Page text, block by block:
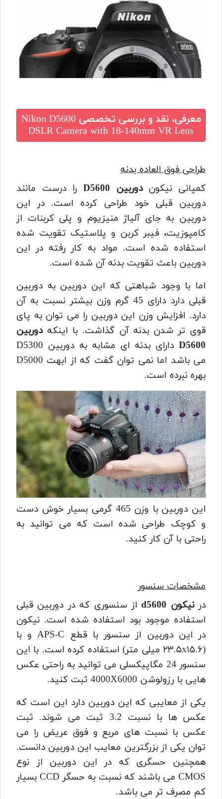
معرفی، نقد و بررسی تخصصیNikon D5600
DSLR Camera with 18-140mm VR Lens
طراحی فوق العاده بدنه
کمپانی نیکوندوربین D5600
را درست مانند
دوربین قبلی خود طراحی کرده است. در این
دوربین به جای آلیاژ منیزیوم و پلی کربنات از
کامپوزیت، فیبر کربن و پلاستیک تقویت شده
استفاده شده است. مواد به کار رفته در این
دوربین باعث تقویت بدنه آن شده است.
اما با وجود شباهتی که این دوربین به دوربین
قبلی دارد دارای 45 گرم وزن بیشتر نسبت به آن
دارد. افزایش وزن این دوربین را می توان به پای
قوی تر شدن بدنه آن گذاشت. با اینکهدوربین
D5600
دارای بدنه ای مشابه به دوربین D5300
می باشد اما نمی توان گفت که از ابهت D5000
بهره نبرده است.
این دوربین با وزن 465 گرمی بسیار خوش دست
و کوچک طراحی شده است که می توانید به
راحتی با آن کار کنید.
مشخصات سنسور
درنیکون d5600
از سنسوری که در دوربین قبلی
استفاده موجود بود استفاده شده است. نیکون
در این دوربین از سنسور با قطع APS-C و با
(۲۳.۵x۱۵.۶ میلی‌ متر) استفاده کرده است. با این
سنسور 24 مگاپیکسلی می توانید به راحتی عکس
هایی با رزولوشن 4000X6000 ثبت کنید.
یکی از معایبی که این دوربین دارد این است که
عکس ها با نسبت 3.2 ثبت می شوند. ثبت
عکس با نسبت های مربع و فوق عریض را می
توان یکی از بزرگترین معایب این دوربین دانست.
همچنین حسگری که در این دوربین از نوع
CMOS می باشند که نسبت به حسگر CCD بسیار
کم مصرف تر می باشد.